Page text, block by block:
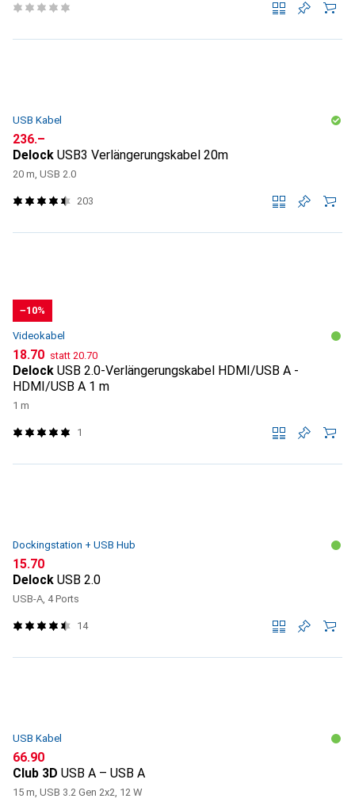
USB Kabel
CHF
236.–
Delock USB3 Verlängerungskabel 20m
20 m, USB 2.0
203
−10%
Videokabel
CHF
18.70 statt CHF
20.70
Delock USB 2.0-Verlängerungskabel HDMI/USB A -
HDMI/USB A 1 m
1 m
1
Dockingstation + USB Hub
CHF
15.70
Delock USB 2.0
USB-A, 4 Ports
14
USB Kabel
CHF
66.90
Club 3D USB A – USB A
15 m, USB 3.2 Gen 2x2, 12 W